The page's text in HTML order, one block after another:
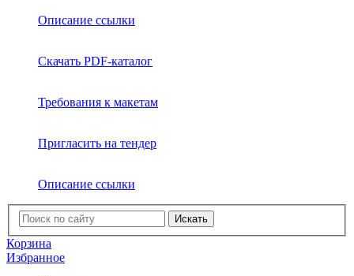
Описание ссылки
Скачать PDF-каталог
Требования к макетам
Пригласить на тендер
Описание ссылки
Искать
Корзина
Избранное